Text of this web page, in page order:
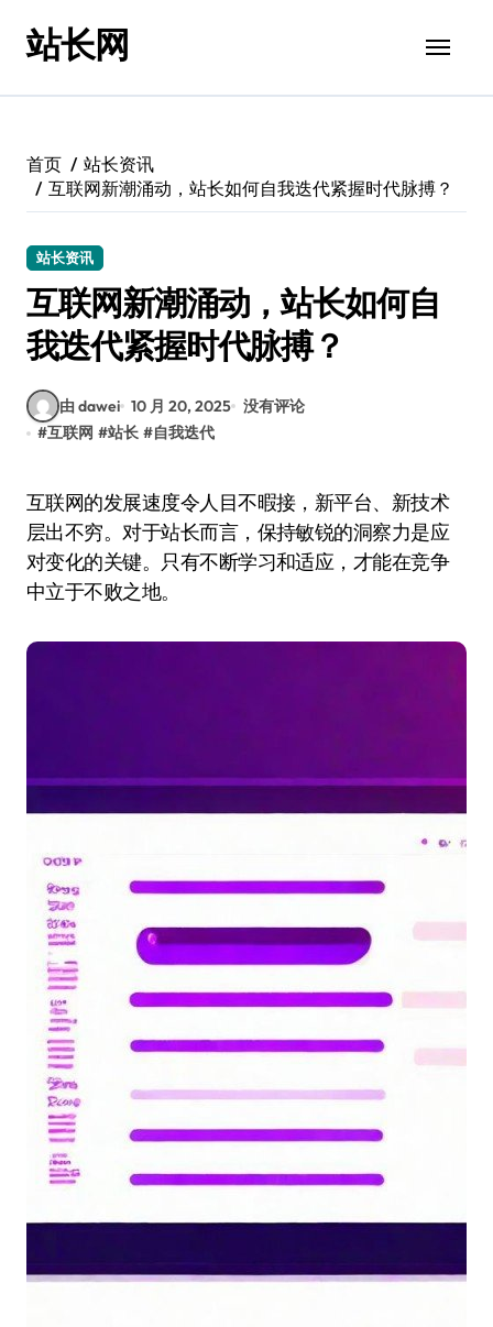
站长网
首页
站长资讯
互联网新潮涌动，站长如何自我迭代紧握时代脉搏？
站长资讯
互联网新潮涌动，站长如何自
我迭代紧握时代脉搏？
由 dawei 10 月 20, 2025 没有评论
#互联网 #站长 #自我迭代
互联网的发展速度令人目不暇接，新平台、新技术
层出不穷。对于站长而言，保持敏锐的洞察力是应
对变化的关键。只有不断学习和适应，才能在竞争
中立于不败之地。